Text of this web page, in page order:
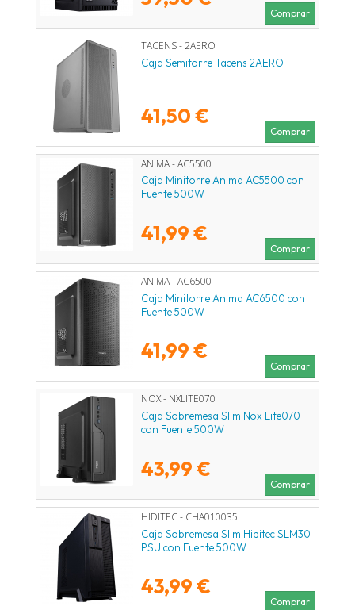
Comprar
TACENS - 2AERO
Caja Semitorre Tacens 2AERO
41,50 €
Comprar
ANIMA - AC5500
Caja Minitorre Anima AC5500 con
Fuente 500W
41,99 €
Comprar
ANIMA - AC6500
Caja Minitorre Anima AC6500 con
Fuente 500W
41,99 €
Comprar
NOX - NXLITE070
Caja Sobremesa Slim Nox Lite070
con Fuente 500W
43,99 €
Comprar
HIDITEC - CHA010035
Caja Sobremesa Slim Hiditec SLM30
PSU con Fuente 500W
43,99 €
Comprar